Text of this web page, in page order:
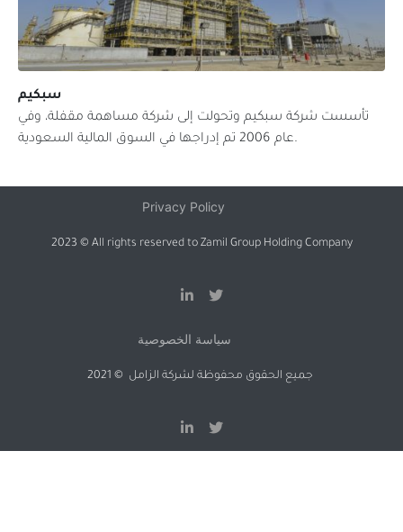
سبكيم
تأسست شركة سبكيم وتحولت إلى شركة مساهمة مقفلة، وفي
عام 2006 تم إدراجها في السوق المالية السعودية.
Privacy Policy
2023 © All rights reserved to Zamil Group Holding Company